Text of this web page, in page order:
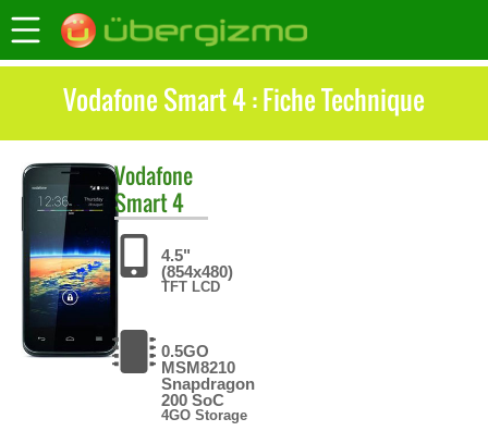
Vodafone Smart 4 : Fiche Technique
Vodafone
Smart 4
4.5"
(854x480)
TFT LCD
0.5GO
MSM8210
Snapdragon
200 SoC
4GO Storage